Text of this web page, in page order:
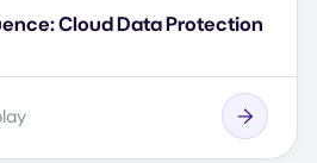
Cloud Data Protection